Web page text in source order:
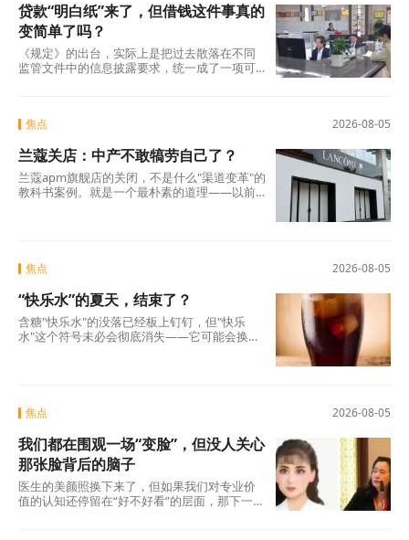
贷款“明白纸”来了，但借钱这件事真的
变简单了吗？
《规定》的出台，实际上是把过去散落在不同
监管文件中的信息披露要求，统一成了一项可
获客、担保增信等领域的第三方合作机构统一
须在你借钱之前，把全部费用列在一张表上，
算清年化综合成本，让你签字确认。 这张表，
业内称之为贷款“明白纸”。
2026-08-05
焦点
兰蔻关店：中产不敢犒劳自己了？
兰蔻apm旗舰店的关闭，不是什么"渠道变革"的
教科书案例。就是一个最朴素的道理——以前
2026-08-05
焦点
“快乐水”的夏天，结束了？
含糖"快乐水"的没落已经板上钉钉，但"快乐
水"这个符号未必会彻底消失——它可能会换一
2026-08-05
焦点
我们都在围观一场“变脸”，但没人关心
那张脸背后的脑子
医生的美颜照换下来了，但如果我们对专业价
值的认知还停留在“好不好看”的层面，那下一